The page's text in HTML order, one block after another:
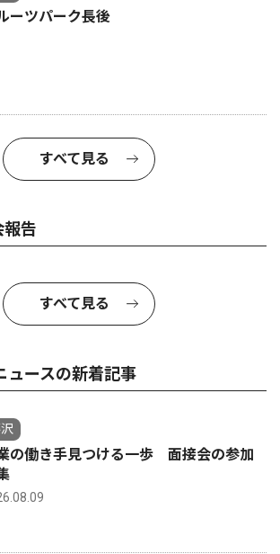
ーツパーク長後
すべて見る
報告
すべて見る
ュースの新着記事
の働き手見つける一歩 面接会の参加